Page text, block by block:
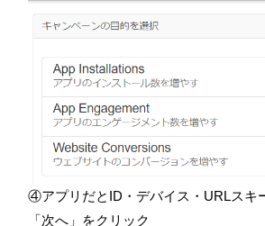
④アプリだとID・デバイス・URLスキ
「次へ」をクリック